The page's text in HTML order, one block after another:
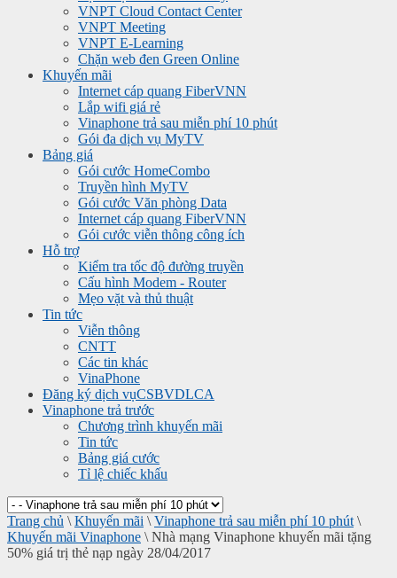
VNPT Cloud Contact Center
VNPT Meeting
VNPT E-Learning
Chặn web đen Green Online
Khuyến mãi
Internet cáp quang FiberVNN
Lắp wifi giá rẻ
Vinaphone trả sau miễn phí 10 phút
Gói đa dịch vụ MyTV
Bảng giá
Gói cước HomeCombo
Truyền hình MyTV
Gói cước Văn phòng Data
Internet cáp quang FiberVNN
Gói cước viễn thông công ích
Hỗ trợ
Kiểm tra tốc độ đường truyền
Cấu hình Modem - Router
Mẹo vặt và thủ thuật
Tin tức
Viễn thông
CNTT
Các tin khác
VinaPhone
Đăng ký dịch vụCSBVDLCA
Vinaphone trả trước
Chương trình khuyến mãi
Tin tức
Bảng giá cước
Tỉ lệ chiếc khấu
Trang chủ \ Khuyến mãi \ Vinaphone trả sau miễn phí 10 phút \
Khuyến mãi Vinaphone \ Nhà mạng Vinaphone khuyến mãi tặng
50% giá trị thẻ nạp ngày 28/04/2017